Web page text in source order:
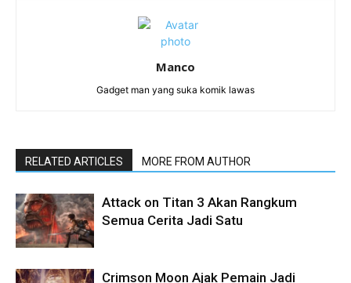
Manco
Gadget man yang suka komik lawas
RELATED ARTICLES MORE FROM AUTHOR
Attack on Titan 3 Akan Rangkum
Semua Cerita Jadi Satu
Crimson Moon Ajak Pemain Jadi